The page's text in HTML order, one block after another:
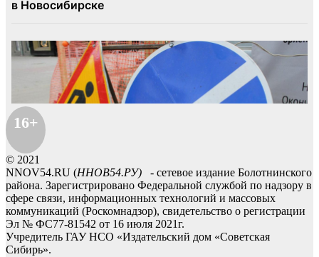
16+
© 2021
NNOV54.RU (ННОВ54.РУ) - сетевое издание Болотнинского
района. Зарегистрировано Федеральной службой по надзору в
сфере связи, информационных технологий и массовых
коммуникаций (Роскомнадзор), свидетельство о регистрации
Эл № ФС77-81542 от 16 июля 2021г.
Учредитель ГАУ НСО «Издательский дом «Советская
Сибирь».